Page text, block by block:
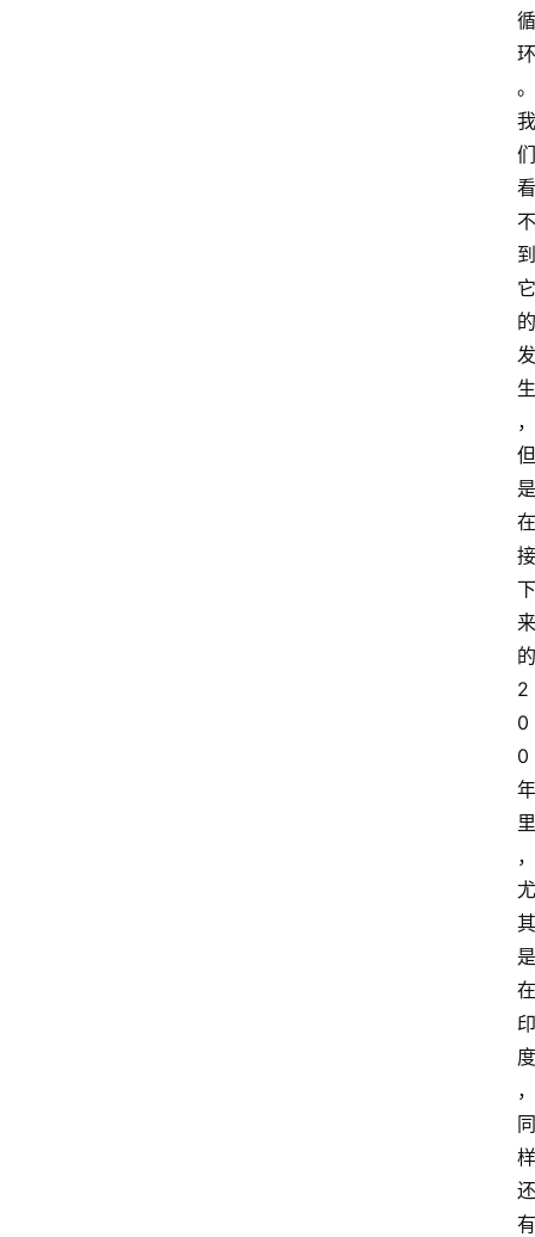
循
环
。
我
们
看
不
到
它
的
发
生
，
但
是
在
接
下
来
的
2
0
0
年
里
，
尤
其
是
在
印
度
，
同
样
还
有